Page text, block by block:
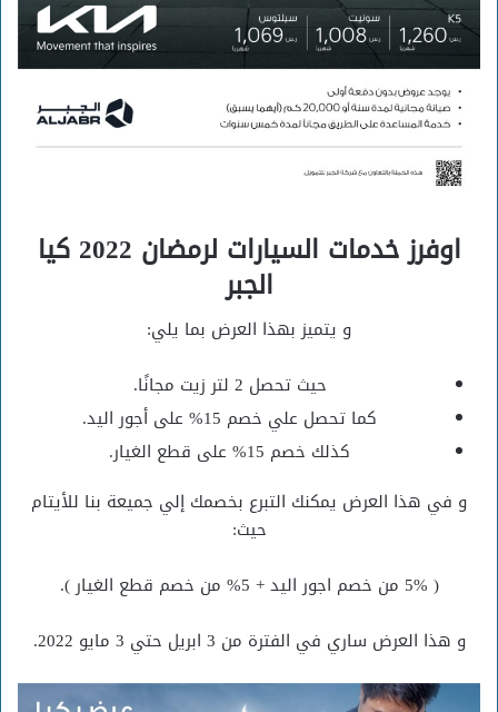
اوفرز خدمات السيارات لرمضان 2022 كيا
الجبر
و يتميز بهذا العرض بما يلي:
حيث تحصل 2 لتر زيت مجانًا.
كما تحصل علي خصم 15% على أجور اليد.
كذلك خصم 15% على قطع الغيار.
و في هذا العرض يمكنك التبرع بخصمك إلي جميعة بنا للأيتام
حيث:
( 5% من خصم اجور اليد + 5% من خصم قطع الغيار ).
و هذا العرض ساري في الفترة من 3 ابريل حتي 3 مايو 2022.